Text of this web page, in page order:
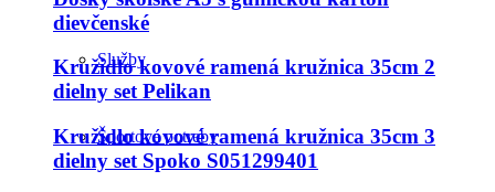
Služby
Športové potreby
dievčenské
Kružidlo kovové ramená kružnica 35cm 2
dielny set Pelikan
Kružidlo kovové ramená kružnica 35cm 3
dielny set Spoko S051299401